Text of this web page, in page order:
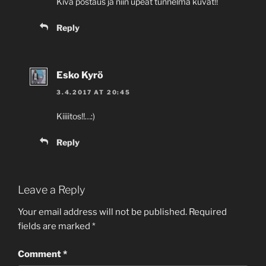
Reply
Esko Kyrö
3.4.2017 AT 20:45
Kiiiitos!!…:)
Reply
Leave a Reply
Your email address will not be published. Required
fields are marked *
Comment*